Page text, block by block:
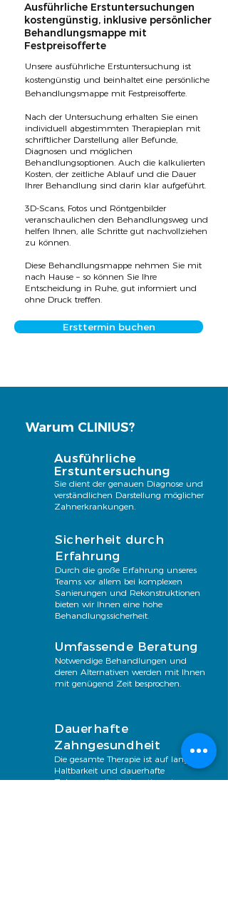
Ausführliche Erstuntersuchungen
kostengünstig, inklusive persönlicher
Behandlungsmappe mit
Festpreisofferte
Unsere ausführliche Erstuntersuchung ist
kostengünstig und beinhaltet eine persönliche
Behandlungsmappe mit Festpreisofferte.
Nach der Untersuchung erhalten Sie einen
individuell abgestimmten Therapieplan mit
schriftlicher Darstellung aller Befunde,
Diagnosen und möglichen
Behandlungsoptionen. Auch die kalkulierten
Kosten, der zeitliche Ablauf und die Dauer
Ihrer Behandlung sind darin klar aufgeführt.
3D-Scans, Fotos und Röntgenbilder
veranschaulichen den Behandlungsweg und
helfen Ihnen, alle Schritte gut nachvollziehen
zu können.
Diese Behandlungsmappe nehmen Sie mit
nach Hause – so können Sie Ihre
Entscheidung in Ruhe, gut informiert und
ohne Druck treffen.
Ersttermin buchen
Warum CLINIUS?
Ausführliche
Erstuntersuchung
Sie dient der genauen Diagnose und
verständlichen Darstellung möglicher
Zahnerkrankungen.
Sicherheit durch
Erfahrung
Durch die große Erfahrung unseres
Teams vor allem bei komplexen
Sanierungen und Rekonstruktionen
bieten wir Ihnen eine hohe
Behandlungssicherheit.
Umfassende Beratung
Notwendige Behandlungen und
deren Alternativen werden mit Ihnen
mit genügend Zeit besprochen.
Dauerhafte
Zahngesundheit
Die gesamte Therapie ist auf lange
Haltbarkeit und dauerhafte
Zahngesundheit abgestimmt.